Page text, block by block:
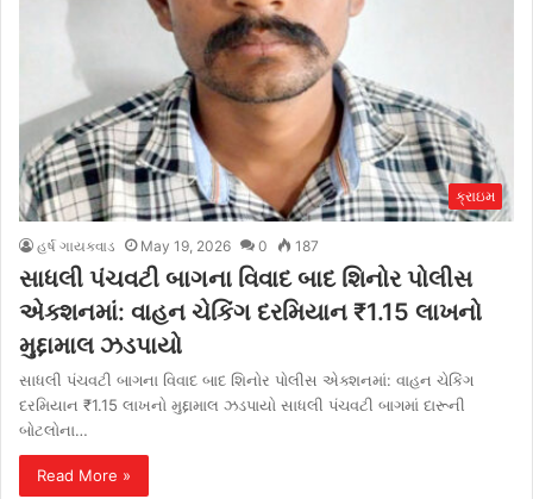
ક્રાઇમ
હર્ષ ગાયક્વાડ May 19, 2026 0 187
સાધલી પંચવટી બાગના વિવાદ બાદ શિનોર પોલીસ
એક્શનમાં: વાહન ચેકિંગ દરમિયાન ₹1.15 લાખનો
મુદ્દામાલ ઝડપાયો
સાધલી પંચવટી બાગના વિવાદ બાદ શિનોર પોલીસ એક્શનમાં: વાહન ચેકિંગ
દરમિયાન ₹1.15 લાખનો મુદ્દામાલ ઝડપાયો સાધલી પંચવટી બાગમાં દારૂની
બોટલોના…
Read More »